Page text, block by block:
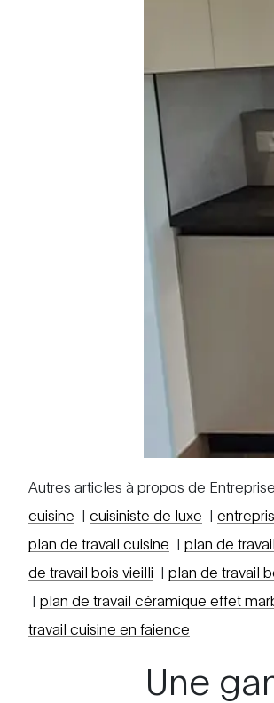
Autres articles à propos de
cuisine | cuisiniste de luxe |
plan de travail cuisine | plan de
de travail bois vieilli | plan de travail
| plan de travail céramique effet
travail cuisine en faience
Une